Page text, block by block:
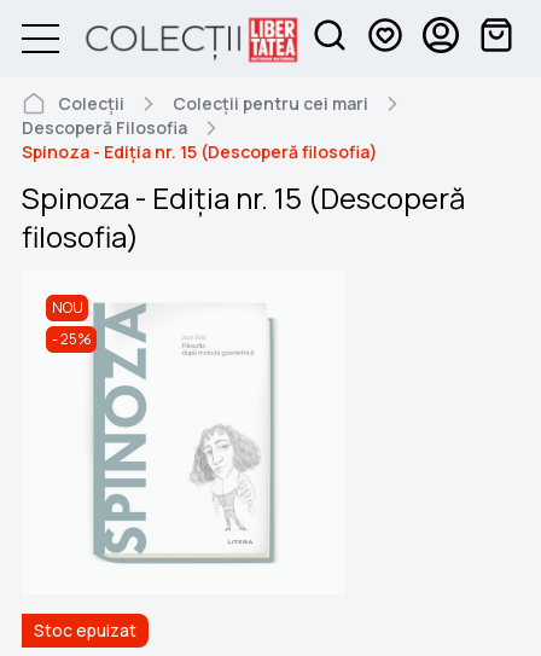
Colecții
Colecții pentru cei mari
Descoperă Filosofia
Spinoza - Ediția nr. 15 (Descoperă filosofia)
Spinoza - Ediția nr. 15 (Descoperă
filosofia)
NOU
25%
Stoc epuizat